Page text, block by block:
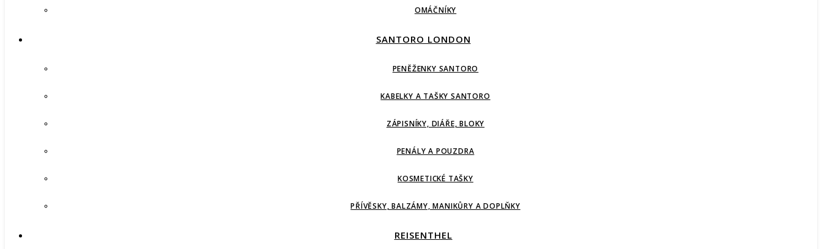
OMÁČNÍKY
SANTORO LONDON
PENĚŽENKY SANTORO
KABELKY A TAŠKY SANTORO
ZÁPISNÍKY, DIÁŘE, BLOKY
PENÁLY A POUZDRA
KOSMETICKÉ TAŠKY
PŘÍVĚSKY, BALZÁMY, MANIKŮRY A DOPLŇKY
REISENTHEL